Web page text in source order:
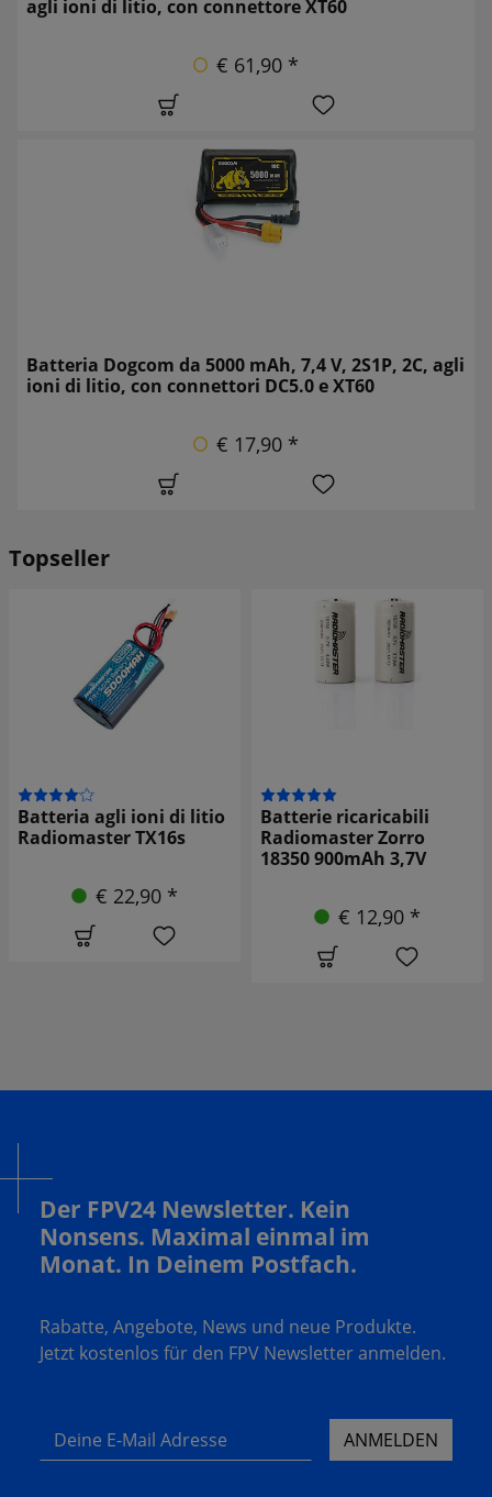
agli ioni di litio, con connettore XT60
€ 61,90 *
Batteria Dogcom da 5000 mAh, 7,4 V, 2S1P, 2C, agli
ioni di litio, con connettori DC5.0 e XT60
€ 17,90 *
Topseller
Batteria agli ioni di litio
Radiomaster TX16s
€ 22,90 *
Batterie ricaricabili
Radiomaster Zorro
18350 900mAh 3,7V
€ 12,90 *
Der FPV24 Newsletter. Kein
Nonsens. Maximal einmal im
Monat. In Deinem Postfach.
Rabatte, Angebote, News und neue Produkte.
Jetzt kostenlos für den FPV Newsletter anmelden.
Deine E-Mail Adresse ANMELDEN